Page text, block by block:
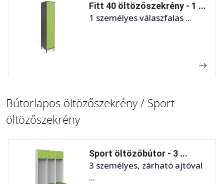
Fitt 40 öltözőszekrény - 1 ...
1 személyes válaszfalas ...
Bútorlapos öltözőszekrény / Sport
öltözőszekrény
Sport öltözőbútor - 3 ...
3 személyes, zárható ajtóval
...